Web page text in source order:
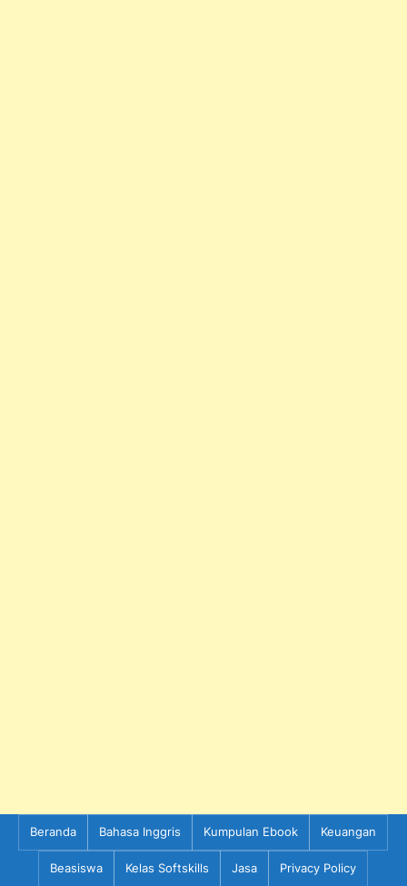
content
Beranda Bahasa Inggris Kumpulan Ebook Keuangan
Beasiswa Kelas Softskills Jasa Privacy Policy